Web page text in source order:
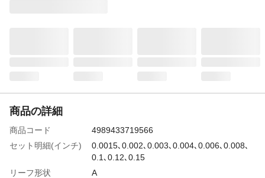
商品の詳細
商品コード
4989433719566
セット明細(インチ)
0.0015､0.002､0.003､0.004､0.006､0.008､
0.1､0.12､0.15
リーフ形状
A